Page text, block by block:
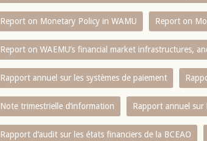
Report on Monetary Policy in WAMU Report on
Report on WAEMU’s financial market infrastructures,
Rapport annuel sur les systèmes de paiement
Note trimestrielle d‘information Rapport annuel sur
Rapport d‘audit sur les états financiers de la BCEAO